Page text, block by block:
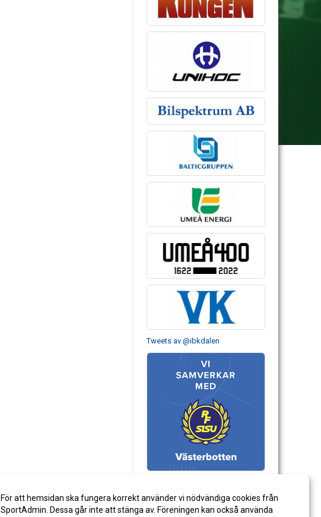
Tweets av @ibkdalen
För att hemsidan ska fungera korrekt använder vi nödvändiga cookies från
SportAdmin. Dessa går inte att stänga av. Föreningen kan också använda